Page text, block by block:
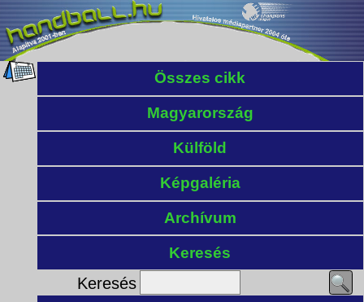
Összes cikk
Magyarország
Külföld
Képgaléria
Archívum
Keresés
Keresés